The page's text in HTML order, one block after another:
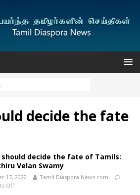
decide the fate
​​should decide the fate of Tamils:
Velan Swamy
17, 2022
Tamil Diaspora News.com
Off